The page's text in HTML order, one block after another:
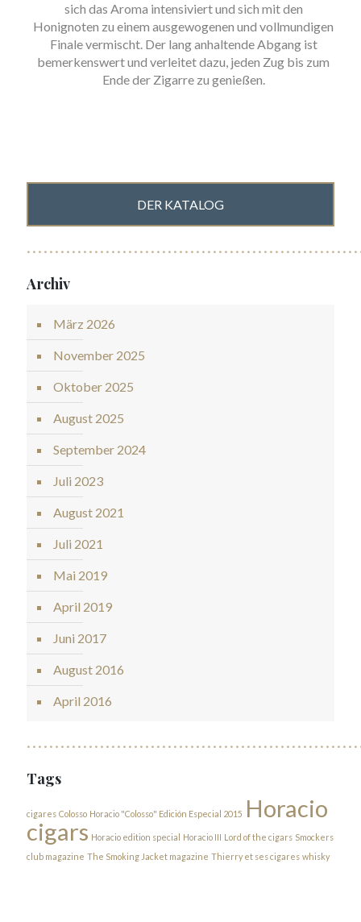
sich das Aroma intensiviert und sich mit den
Honignoten zu einem ausgewogenen und vollmundigen
Finale vermischt. Der lang anhaltende Abgang ist
bemerkenswert und verleitet dazu, jeden Zug bis zum
Ende der Zigarre zu genießen.
DER KATALOG
Archiv
März 2026
November 2025
Oktober 2025
August 2025
September 2024
Juli 2023
August 2021
Juli 2021
Mai 2019
April 2019
Juni 2017
August 2016
April 2016
Tags
cigares Colosso Horacio "Colosso" Edición Especial 2015 Horacio
cigars Horacio edition special Horacio III Lord of the cigars Smockers
club magazine The Smoking Jacket magazine Thierry et ses cigares whisky